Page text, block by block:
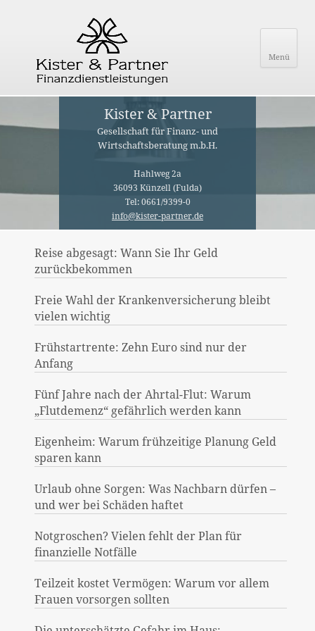
Menü
Kister & Partner
Gesellschaft für Finanz- und
Wirtschaftsberatung m.b.H.
Hahlweg 2a
36093 Künzell (Fulda)
Tel: 0661/9399-0
info@kister-partner.de
Reise abgesagt: Wann Sie Ihr Geld
zurückbekommen
Freie Wahl der Krankenversicherung bleibt
vielen wichtig
Frühstartrente: Zehn Euro sind nur der
Anfang
Fünf Jahre nach der Ahrtal-Flut: Warum
„Flutdemenz“ gefährlich werden kann
Eigenheim: Warum frühzeitige Planung Geld
sparen kann
Urlaub ohne Sorgen: Was Nachbarn dürfen –
und wer bei Schäden haftet
Notgroschen? Vielen fehlt der Plan für
finanzielle Notfälle
Teilzeit kostet Vermögen: Warum vor allem
Frauen vorsorgen sollten